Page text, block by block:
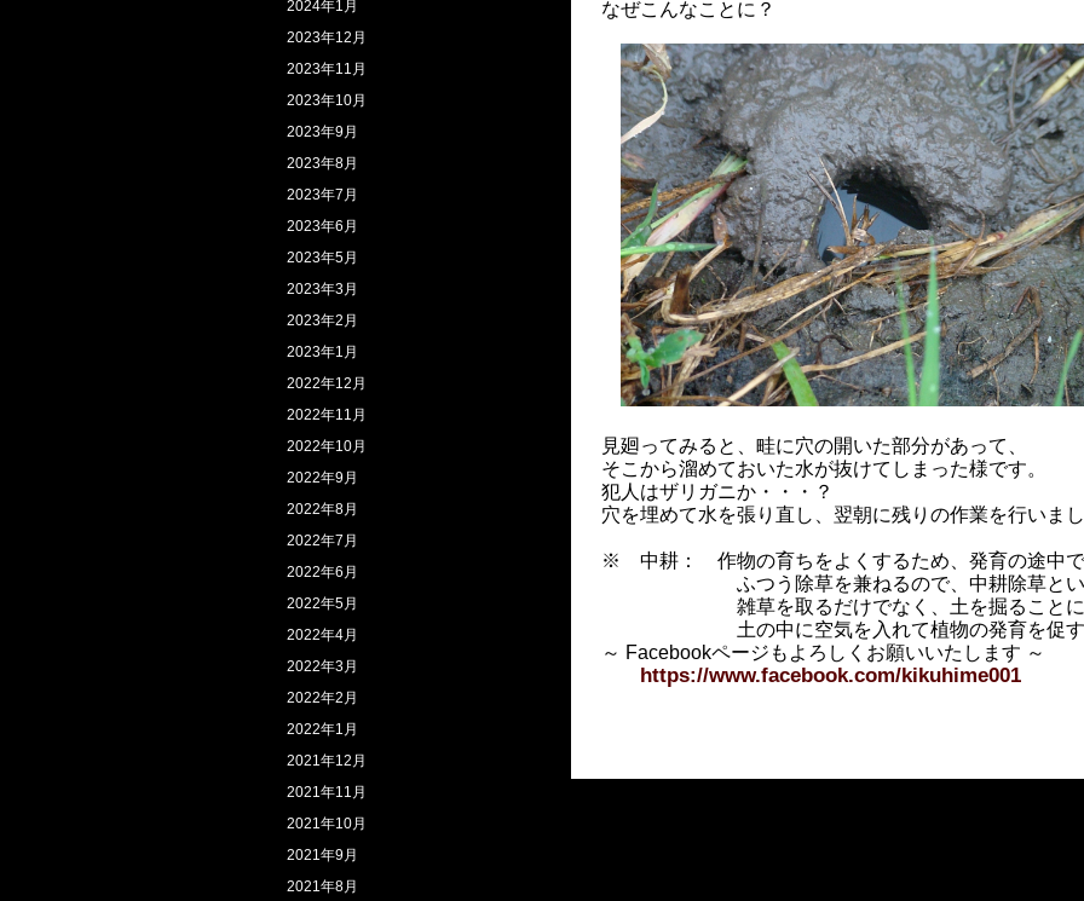
なぜこんなことに？
見廻ってみると、畦に穴の開いた部分があって、
そこから溜めておいた水が抜けてしまった様です。
犯人はザリガニか・・・？
穴を埋めて水を張り直し、翌朝に残りの作業を行いま
※ 中耕： 作物の育ちをよくするため、発育の途中で
ふつう除草を兼ねるので、中耕除草とい
雑草を取るだけでなく、土を掘ることによ
土の中に空気を入れて植物の発育を促す効
～ Facebookページもよろしくお願いいたします ～
https://www.facebook.com/kikuhime001
2024年1月
2023年12月
2023年11月
2023年10月
2023年9月
2023年8月
2023年7月
2023年6月
2023年5月
2023年3月
2023年2月
2023年1月
2022年12月
2022年11月
2022年10月
2022年9月
2022年8月
2022年7月
2022年6月
2022年5月
2022年4月
2022年3月
2022年2月
2022年1月
2021年12月
2021年11月
2021年10月
2021年9月
2021年8月